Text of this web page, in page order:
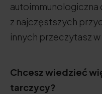
autoimmunologiczna
z najczęstszych
innych przeczytasz
Chcesz wiedzieć
tarczycy?